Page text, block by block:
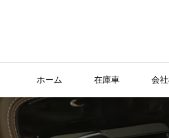
ホーム 在庫車 会